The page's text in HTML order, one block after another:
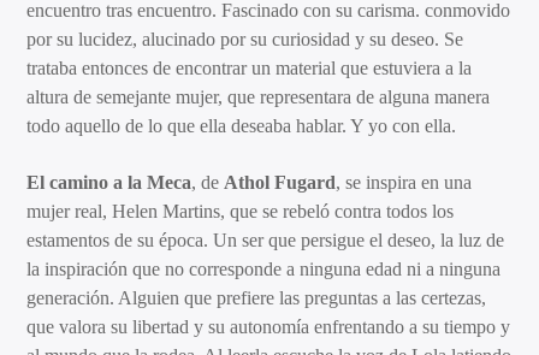
encuentro tras encuentro. Fascinado con su carisma. conmovido
por su lucidez, alucinado por su curiosidad y su deseo. Se
trataba entonces de encontrar un material que estuviera a la
altura de semejante mujer, que representara de alguna manera
todo aquello de lo que ella deseaba hablar. Y yo con ella.
El camino a la Meca, de Athol Fugard, se inspira en una
mujer real, Helen Martins, que se rebeló contra todos los
estamentos de su época. Un ser que persigue el deseo, la luz de
la inspiración que no corresponde a ninguna edad ni a ninguna
generación. Alguien que prefiere las preguntas a las certezas,
que valora su libertad y su autonomía enfrentando a su tiempo y